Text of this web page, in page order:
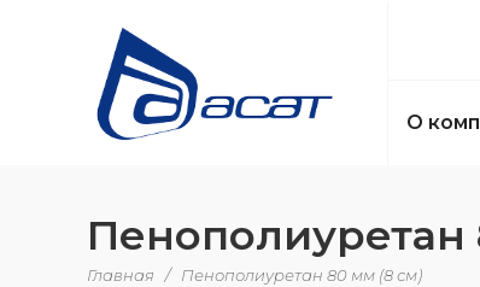
О
Главная / Пенополиуретан 80 мм (8 см)